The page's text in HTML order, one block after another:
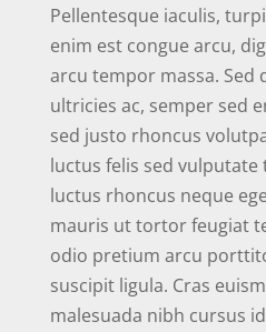
Pellentesque iaculis,
enim est congue arcu,
arcu tempor massa. Sed
ultricies ac, semper sed
sed justo rhoncus
luctus felis sed vulputate
luctus rhoncus neque
mauris ut tortor feugiat
odio pretium arcu
suscipit ligula. Cras
malesuada nibh cursus